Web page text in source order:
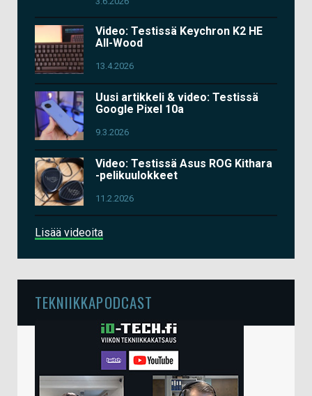
Video: Testissä Keychron K2 HE
All-Wood
13.4.2026
Uusi artikkeli & video: Testissä
Google Pixel 10a
9.3.2026
Video: Testissä Asus ROG Kithara
-pelikuulokkeet
11.2.2026
Lisää videoita
TEKNIIKKAPODCAST